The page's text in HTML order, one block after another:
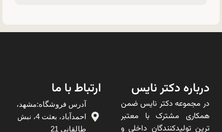
درباره دکتر نایس
در مجموعه دکتر نایس ضمن
همکاری مشترک با معتبر
ترین تولیدکنندگان داخلی و
ارتباط با ما
آدرس فروشگاه:مشهد،
احمدآباد، بعثت 4، نبش
طالقانی 21